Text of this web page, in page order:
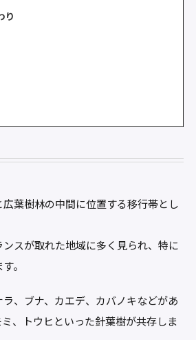
り
葉樹林の中間に位置する移行帯とし
スが取れた地域に多く見られ、特に
。
、ブナ、カエデ、カバノキなどがあ
、トウヒといった針葉樹が共存しま